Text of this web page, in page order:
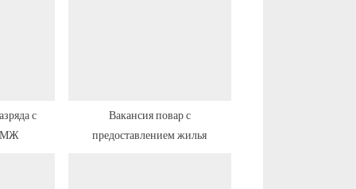
с
Вакансия повар с
предоставлением жилья